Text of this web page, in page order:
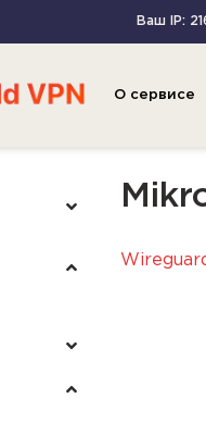
Ваш IP:
О сервисе